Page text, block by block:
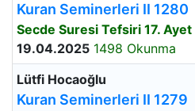
Kuran Seminerleri II 1280
Secde Suresi Tefsiri 17. Ayet
19.04.2025 1498 Okunma
Lütfi Hocaoğlu
Kuran Seminerleri II 1279